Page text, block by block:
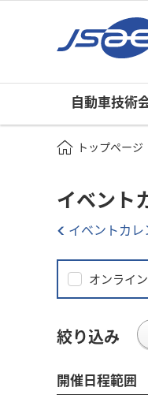
自動車技術
トップページ
イベント
イベントカ
オンライ
絞り込み
開催日程範囲